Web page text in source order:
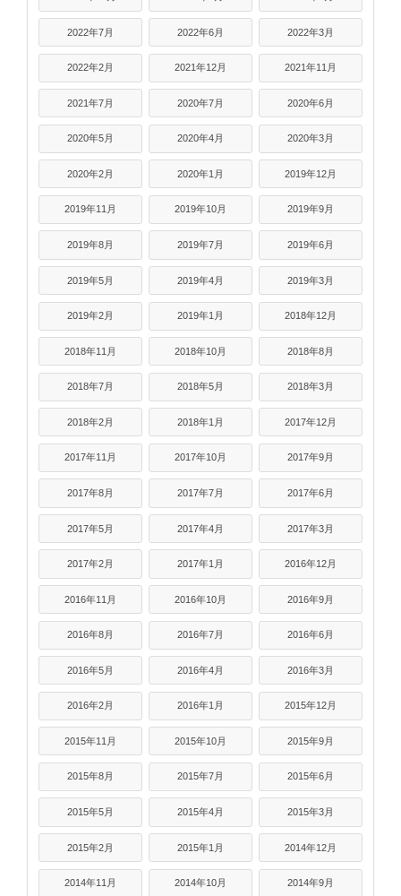
2022年7月 2022年6月 2022年3月
2022年2月 2021年12月 2021年11月
2021年7月 2020年7月 2020年6月
2020年5月 2020年4月 2020年3月
2020年2月 2020年1月 2019年12月
2019年11月 2019年10月 2019年9月
2019年8月 2019年7月 2019年6月
2019年5月 2019年4月 2019年3月
2019年2月 2019年1月 2018年12月
2018年11月 2018年10月 2018年8月
2018年7月 2018年5月 2018年3月
2018年2月 2018年1月 2017年12月
2017年11月 2017年10月 2017年9月
2017年8月 2017年7月 2017年6月
2017年5月 2017年4月 2017年3月
2017年2月 2017年1月 2016年12月
2016年11月 2016年10月 2016年9月
2016年8月 2016年7月 2016年6月
2016年5月 2016年4月 2016年3月
2016年2月 2016年1月 2015年12月
2015年11月 2015年10月 2015年9月
2015年8月 2015年7月 2015年6月
2015年5月 2015年4月 2015年3月
2015年2月 2015年1月 2014年12月
2014年11月 2014年10月 2014年9月